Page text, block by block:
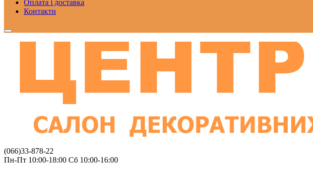
Оплата і доставка
Контакти
(066)33-878-22
Пн-Пт 10:00-18:00 Сб 10:00-16:00